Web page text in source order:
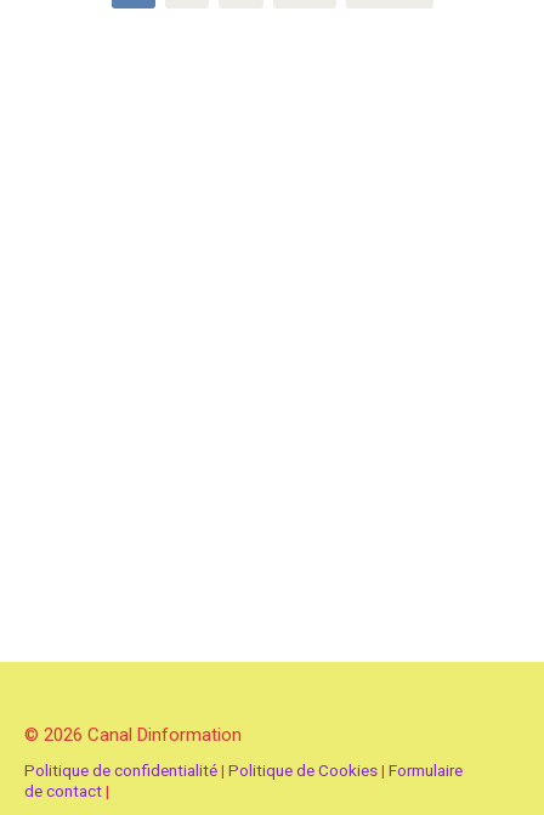
© 2026 Canal Dinformation
Politique de confidentialité| Politique de Cookies| Formulaire
de contact|